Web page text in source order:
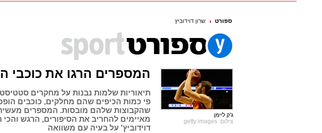
ספורט שרון דוידוביץ
המספרים הרגו את כוכבי
תיאוריות שלמות נבנות על מחקרים
פי כמות הכיפים שהם מחלקים, כוכבים
מאיימים להחריב את הסיפורים, הרגש
דוידוביץ' על בעיה עם משוואה
ג'ק ליימן
צילום: getty images